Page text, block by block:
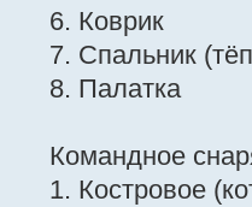
6. Коврик
7. Спальник
8. Палатка
Командное
1. Костровое